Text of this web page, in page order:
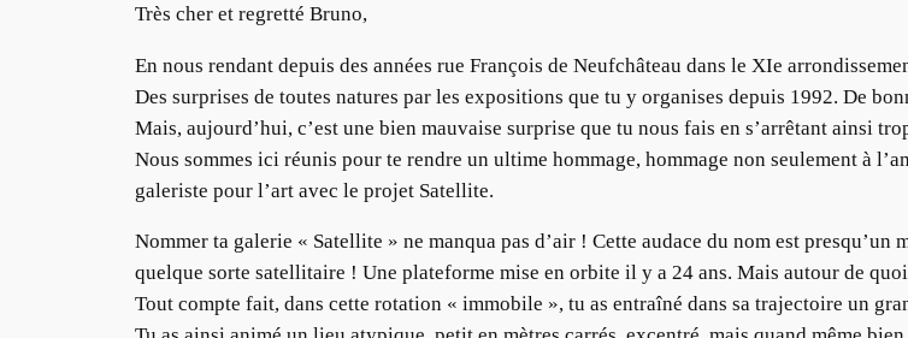
Très cher et regretté Bruno,
En nous rendant depuis des années rue François de Neufchâteau dans le XIe
Des surprises de toutes natures par les expositions que tu y organises depuis 1992. De
Mais, aujourd’hui, c’est une bien mauvaise surprise que tu nous fais en s’arrêtant ainsi
Nous sommes ici réunis pour te rendre un ultime hommage, hommage non seulement à
galeriste pour l’art avec le projet Satellite.
Nommer ta galerie « Satellite » ne manqua pas d’air ! Cette audace du nom est
quelque sorte satellitaire ! Une plateforme mise en orbite il y a 24 ans. Mais autour de
Tout compte fait, dans cette rotation « immobile », tu as entraîné dans sa trajectoire un